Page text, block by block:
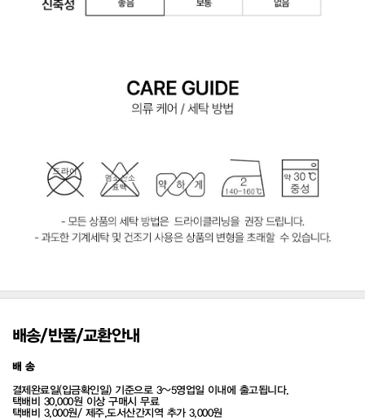
배송/반품/교환안내
배 송
결제완료일(입금확인일) 기준으로 3~5영업일 이내에 출고됩니다.
택배비 30,000원 이상 구매시 무료
택배비 3,000원/ 제주,도서산간지역 추가 3,000원